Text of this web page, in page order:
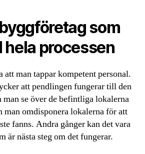
som
hela processen
man tappar kompetent personal.
att pendlingen fungerar till den
man se över de befintliga lokalerna
man omdisponera lokalerna för att
fanns. Andra gånger kan det vara
är nästa steg om det fungerar.